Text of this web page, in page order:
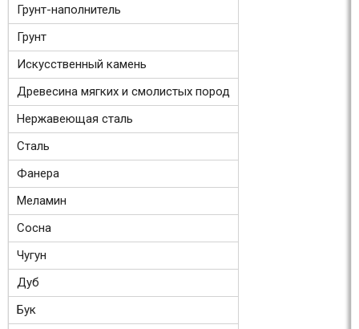
Грунт-наполнитель
Грунт
Искусственный камень
Древесина мягких и смолистых пород
Нержавеющая сталь
Сталь
Фанера
Меламин
Сосна
Чугун
Дуб
Бук